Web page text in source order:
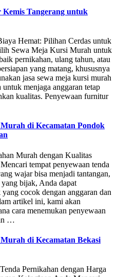
Kemis Tangerang untuk
Hemat: Pilihan Cerdas untuk
Sewa Meja Kursi Murah untuk
pernikahan, ulang tahun, atau
yang matang, khususnya
jasa sewa meja kursi murah
menjaga anggaran tetap
kualitas. Penyewaan furnitur
di Kecamatan Pondok
Murah dengan Kualitas
tempat penyewaan tenda
wajar bisa menjadi tantangan,
bijak, Anda dapat
cocok dengan anggaran dan
artikel ini, kami akan
cara menemukan penyewaan
…
di Kecamatan Bekasi
Pernikahan dengan Harga